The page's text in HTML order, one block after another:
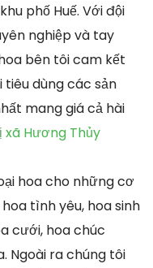
phố Huế. Với đội
nghiệp và tay
bên tôi cam kết
dùng các sản
mang giá cả hài
xã Hương Thủy
hoa cho những cơ
tình yêu, hoa sinh
cưới, hoa chúc
Ngoài ra chúng tôi